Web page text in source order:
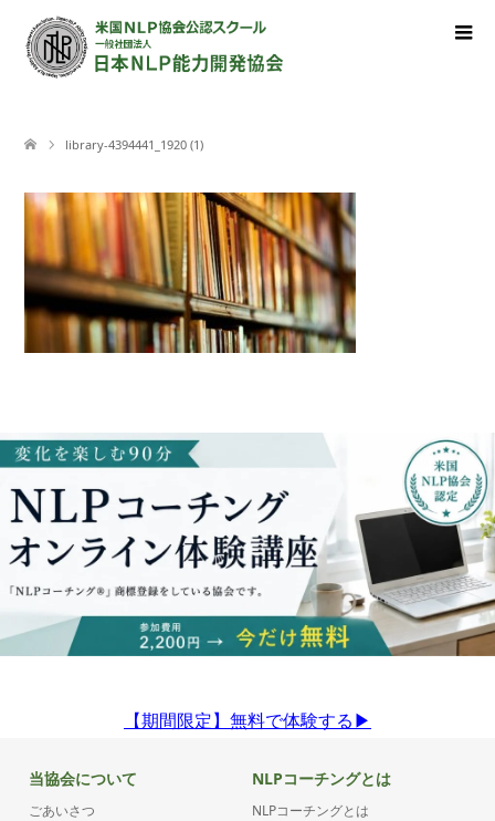
library-4394441_1920 (1)
【期間限定】無料で体験する▶︎
当協会について
ごあいさつ
NLPコーチングとは
NLPコーチングとは